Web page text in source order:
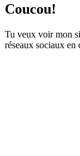
Coucou!
Tu veux voir mon
réseaux sociaux en